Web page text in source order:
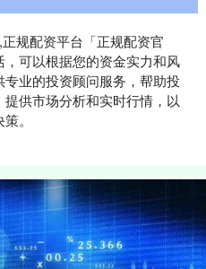
规配资平台「正规配资官
可以根据您的资金实力和风
业的投资顾问服务，帮助投
供市场分析和实时行情，以
。